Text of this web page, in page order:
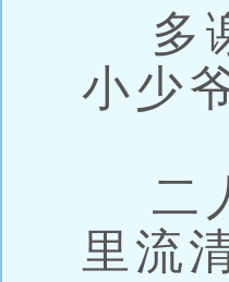
多
小少
二
里流